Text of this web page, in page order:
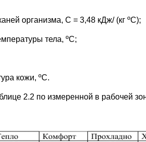
организма, С = 3,48 кДж/ (кг ºС);
тела, ºС;
кожи, ºС.
2.2 по измеренной в рабочей